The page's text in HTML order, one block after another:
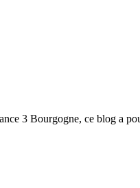
3 Bourgogne, ce blog a